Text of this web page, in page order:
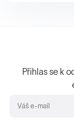
Přihlas se k